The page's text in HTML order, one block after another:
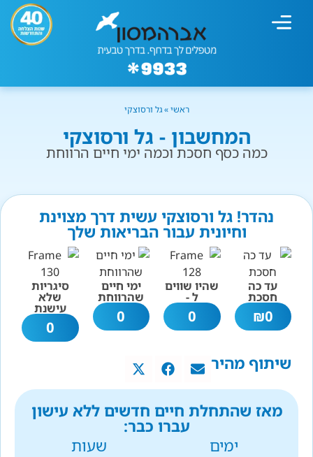
ראשי»גל ורסוצקי
המחשבון - גל ורסוצקי
כמה כסף חסכת וכמה ימי חיים הרווחת
נהדר! גל ורסוצקי עשית דרך מצוינת
וחיונית עבור הבריאות שלך
עד כה
חסכת
0
₪
שהיו שווים
ל -
0
ימי חיים
שהרווחת
0
סיגריות
שלא
עישנת
0
שיתוף מהיר
מאז שהתחלת חיים חדשים ללא עישון
עברו כבר:
ימים
שעות